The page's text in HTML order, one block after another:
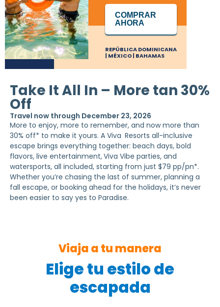
REPÚBLICA DOMINICANA
| MÉXICO | BAHAMAS
COMPRAR
AHORA
Take It All In – More tan 30%
Off
Travel now through December 23, 2026
More to enjoy, more to remember, and now more than
30% off* to make it yours. A Viva Resorts all-inclusive
escape brings everything together: beach days, bold
flavors, live entertainment,Viva Vibe parties, and
watersports, all included, starting from just $79 pp/pn*.
Whether you’re chasing the last of summer, planning a
fall escape, or booking ahead for the holidays, it’s never
been easier to say yes to Paradise.
Viaja a tu manera
Elige tu estilo de
escapada